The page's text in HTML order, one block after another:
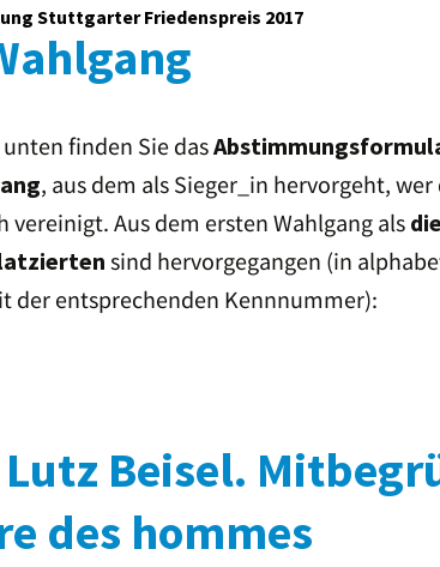
Julian Assange
2019: Sea-Watch e.
Jürgen Grässlin
2015:
Friedrich Eugens
Gymnasium
Schülerinnen und
des Stuttgarter
Wagenburg-
Stuttgarter Friedenspreis 2017
finden Sie das
, aus dem als Sieger_in hervorgeht,
vereinigt. Aus dem ersten Wahlgang als
sind hervorgegangen (in
der entsprechenden Kennnummer):
Beisel.
des hommes